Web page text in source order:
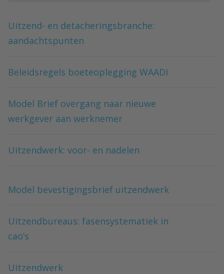
Uitzend- en detacheringsbranche:
aandachtspunten
Beleidsregels boeteoplegging WAADI
Model Brief overgang naar nieuwe
werkgever aan werknemer
Uitzendwerk: voor- en nadelen
Model bevestigingsbrief uitzendwerk
Uitzendbureaus: fasensystematiek in
cao’s
Uitzendwerk